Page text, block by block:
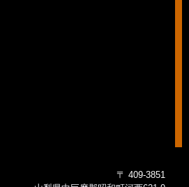
〒 409-3851